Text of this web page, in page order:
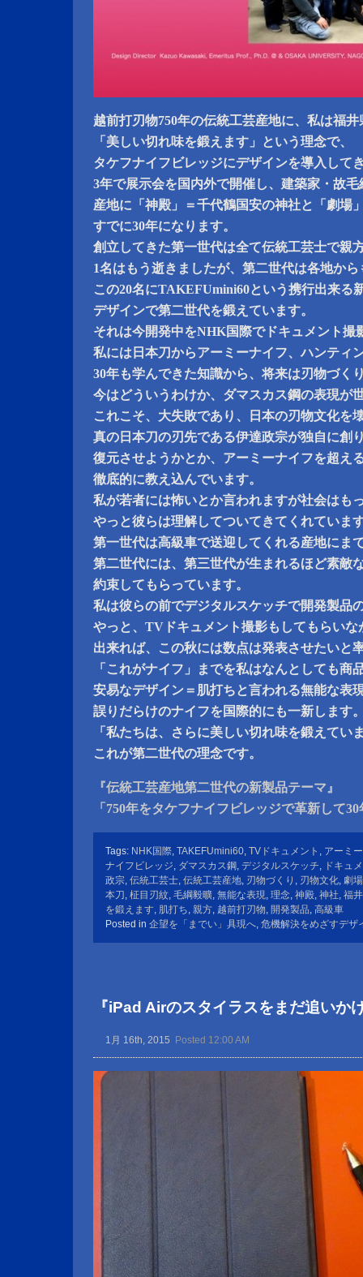
越前打刃物750年の伝統工芸産地に、私は福
「美しい切れ味を鍛えます」という理念で、
タケフナイフビレッジにデザインを導入して
3年で展示会を国内外で開催し、建築家・故
産地に「神殿」＝千代鶴国安の神社と「劇場
すでに30年になります。
創立してきた第一世代は全て伝統工芸士で親
1名はもう逝きましたが、第二世代は各地か
この20名にTAKEFUmini60という携行出来る
デザインで第二世代を鍛えています。
それは今開発中をNHK国際でドキュメント撮
私には日本刀からアーミーナイフ、ハンティ
30年も学んできた知識から、将来は刃物づく
今はどういうわけか、ダマスカス鋼の表現が
これこそ、大失敗であり、日本の刃物文化を
真の日本刀の刃先である伊達政宗が独自に創
復元させようかとか、アーミーナイフを超え
徹底的に教え込んでいます。
私が若者には怖いとか言われますが社会はも
やっと彼らは理解してついてきてくれていま
第一世代は高級車で送迎してくれる産地にま
第二世代には、第三世代が生まれるほど素敵
約束してもらっています。
私は彼らの前でデジタルスケッチで開発製品
やっと、TVドキュメント撮影もしてもらいな
出来れば、この秋には数点は発表させたいと
「これがナイフ」までを私はなんとしても商
安易なデザイン＝肌打ちと言われる無能な表
誤りだらけのナイフを国際的にも一新します
「私たちは、さらに美しい切れ味を鍛えてい
これが第二世代の理念です。
『伝統工芸産地第二世代の新製品テーマ』
「750年をタケフナイフビレッジで革新して30
Tags: NHK国際, TAKEFUmini60, TVドキュメント , アーミ
ナイフビレッジ, ダマスカス鋼, デジタルスケッチ, ドキュ
政宗, 伝統工芸士, 伝統工芸産地, 刃物づくり , 刃物文化, 劇場
本刀, 柾目刃紋, 毛綱毅曠, 無能な表現, 理念, 神殿, 神社, 福
を鍛えます, 肌打ち, 親方, 越前打刃物, 開発製品, 高級車
Posted in 企望を「までい」具現へ, 危機解決をめざすデザ
『iPad Airのスタイラスをまだ追いか
1月 16th, 2015 Posted 12:00 AM